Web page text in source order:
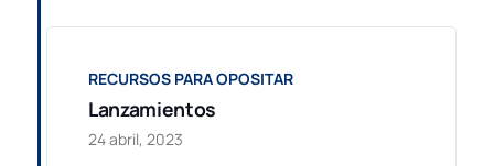
RECURSOS PARA OPOSITAR
Lanzamientos
24 abril, 2023